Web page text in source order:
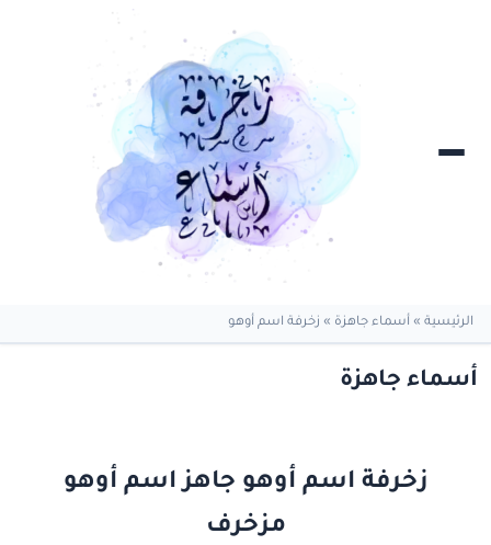
الرئيسية » أسماء جاهزة » زخرفة اسم أوهو
أسماء جاهزة
زخرفة اسم أوهو جاهز اسم أوهو
مزخرف